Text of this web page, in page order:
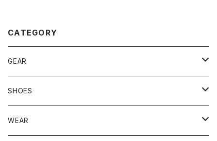
CATEGORY
GEAR
BACKPACK
STUFFBAG
ACCESSORIES
SHOES
サンダル
WEAR